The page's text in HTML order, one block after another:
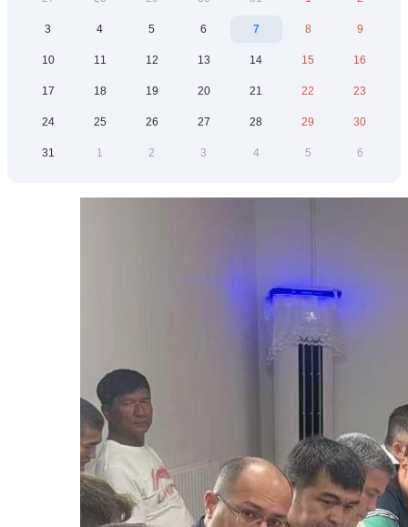
3 4 5 6 7 8 9
10 11 12 13 14 15 16
17 18 19 20 21 22 23
24 25 26 27 28 29 30
31 1 2 3 4 5 6